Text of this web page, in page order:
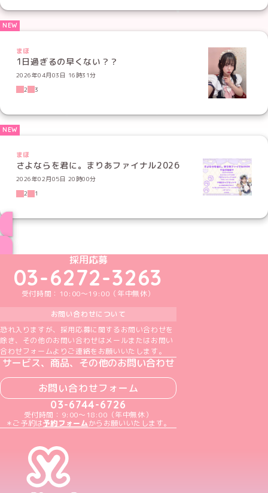
まほ
1日過ぎるの早くない？？
2026年04月03日 16時31分
2
3
まほ
さよならを君に。まりあファイナル2026
2026年02月05日 20時00分
2
1
めいどりーみんTikTok公式アカウント
めいどりーみんX公式アカウント
めいどりーみんInstagram公式アカウント
めいどりーみんFacebook公式アカウン
めいどりーみんYouTube公式アカ
採用応募
03-6272-3263
受付時間：10:00～19:00（年中無休）
お問い合わせについて
恐れ入りますが、採用応募に関するお問い合わせを
除き、その他のお問い合わせはメールまたはお問い
合わせフォームよりご連絡をお願いいたします。
サービス、商品、その他のお問い合わせ
お問い合わせフォーム
03-6744-6726
受付時間：9:00～18:00（年中無休）
＊ご予約は予約フォームからお願いいたします。